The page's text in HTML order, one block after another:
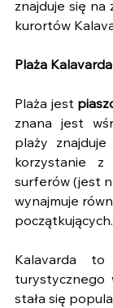
znajduje się na
kurortów
Plaża Kalavarda
Plaża jest
znana jest
plaży
korzystanie
surferów (jest
wynajmuje
początkujących.
Kalavarda
turystycznego
stała się